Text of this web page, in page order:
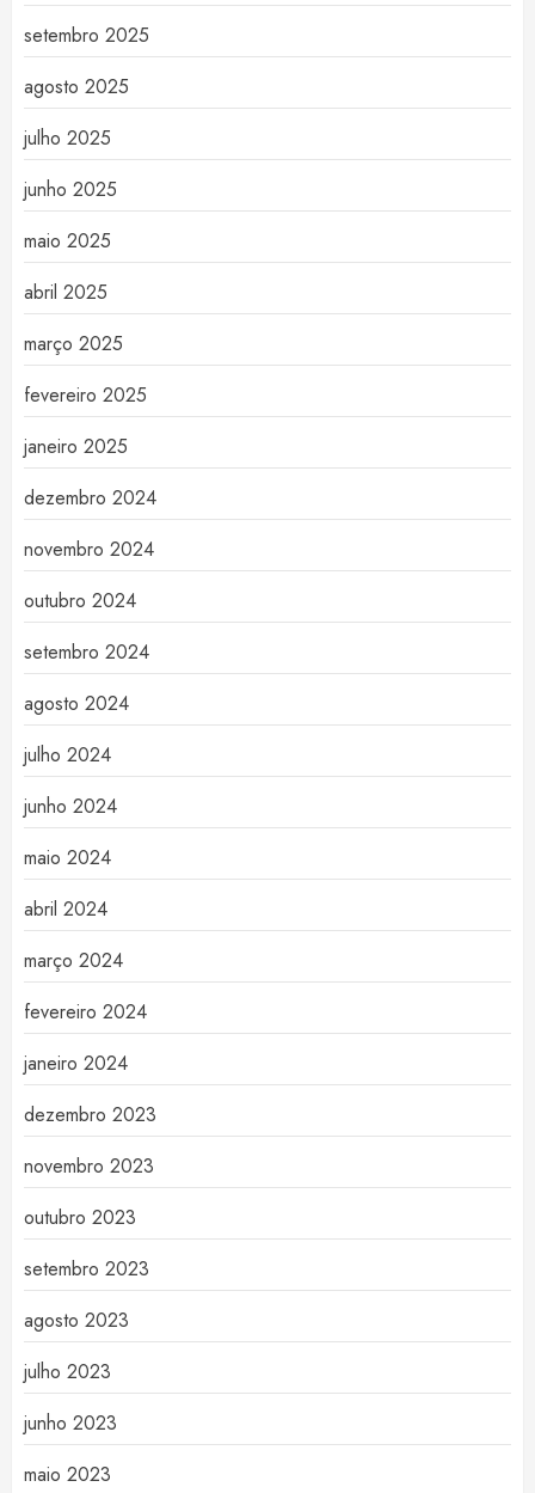
setembro 2025
agosto 2025
julho 2025
junho 2025
maio 2025
abril 2025
março 2025
fevereiro 2025
janeiro 2025
dezembro 2024
novembro 2024
outubro 2024
setembro 2024
agosto 2024
julho 2024
junho 2024
maio 2024
abril 2024
março 2024
fevereiro 2024
janeiro 2024
dezembro 2023
novembro 2023
outubro 2023
setembro 2023
agosto 2023
julho 2023
junho 2023
maio 2023